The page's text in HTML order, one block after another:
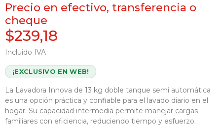
Precio en efectivo, transferencia o
cheque
$239,18
Incluido IVA
¡EXCLUSIVO EN WEB!
La Lavadora Innova de 13 kg doble tanque semi automática
es una opción práctica y confiable para el lavado diario en el
hogar. Su capacidad intermedia permite manejar cargas
familiares con eficiencia, reduciendo tiempo y esfuerzo.